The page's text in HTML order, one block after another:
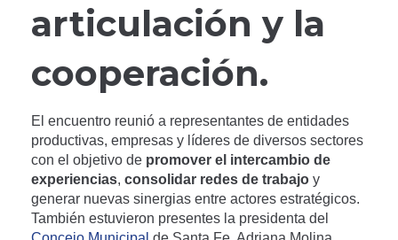
articulación y la
cooperación.
El encuentro reunió a representantes de entidades
productivas, empresas y líderes de diversos sectores
con el objetivo de promover el intercambio de
experiencias, consolidar redes de trabajo y
generar nuevas sinergias entre actores estratégicos.
También estuvieron presentes la presidenta del